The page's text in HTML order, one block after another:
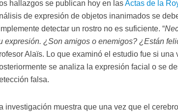
hallazgos se publican hoy en lasActas de la
de expresión de objetos inanimados se
detectar un rostro no es suficiente. “
expresión. ¿Son amigos o enemigos? ¿Están
Alaïs. Lo que examinó el estudio fue si
se analiza la expresión facial o se
falsa.
investigación muestra que una vez que el